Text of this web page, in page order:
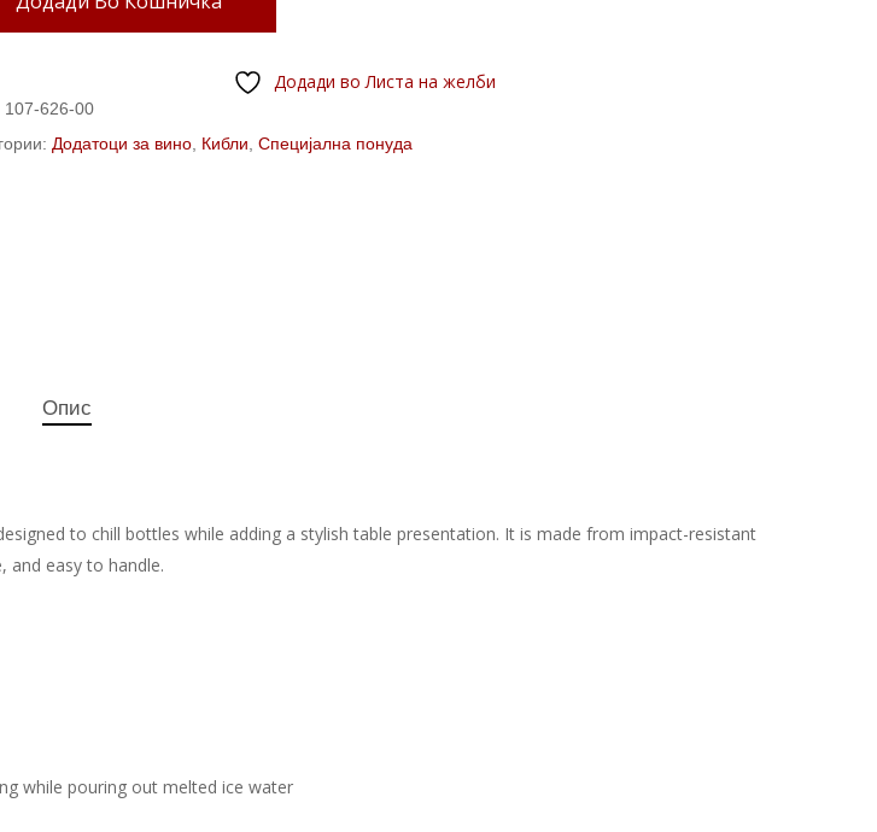
Додади во Листа на желби
107-626-00
Додатоци за вино, Кибли Специјална понуда
Опис
to chill bottles while adding a stylish table presentation. It is made from impact-resistant
and easy to handle.
while pouring out melted ice water